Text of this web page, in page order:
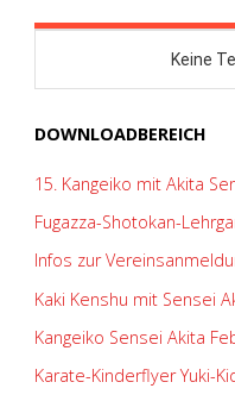
DOWNLOADBEREICH
15. Kangeiko mit Akita
Fugazza-Shotokan-
Infos zur
Kaki Kenshu mit Sensei
Kangeiko Sensei Akita
Karate-Kinderflyer Yuki-